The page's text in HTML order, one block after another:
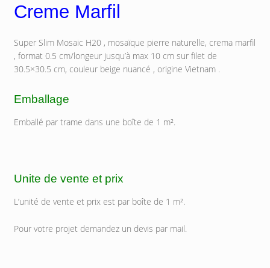
Creme Marfil
Super Slim Mosaic H20 , mosaïque pierre naturelle, crema marfil
, format 0.5 cm/longeur jusqu’à max 10 cm sur filet de
30.5×30.5 cm, couleur beige nuancé , origine Vietnam .
Emballage
Emballé par trame dans une boîte de 1 m².
Unite de vente et prix
L’unité de vente et prix est par boîte de 1 m².
Pour votre projet demandez un devis par mail.